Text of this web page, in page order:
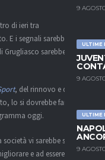
9
ULTIME
9
ULTIME
9
di ieri tra
E i segnali sarebbero
sarebbe
, del rinnovo e dei
lo si dovrebbe fare
oggi.
società vi sarebbe stata
e ad essere